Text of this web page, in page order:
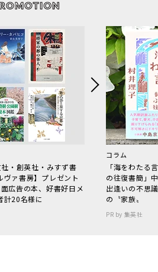
社・創英社・みすず書
ヴァ書房】プレゼント
広告の本、好書好日メ
計20名様に
コラム
「海をわた
の往復書簡」
出逢いの不思
の〝家族〟
PR by 集英社